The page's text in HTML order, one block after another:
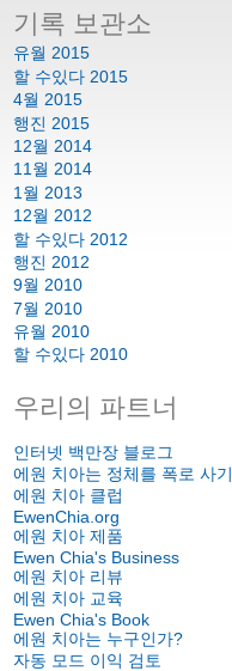
기록 보관소
유월 2015
할 수있다 2015
4월 2015
행진 2015
12월 2014
11월 2014
1월 2013
12월 2012
할 수있다 2012
행진 2012
9월 2010
7월 2010
유월 2010
할 수있다 2010
우리의 파트너
인터넷 백만장 블로그
에원 치아는 정체를 폭로 사기
에원 치아 클럽
EwenChia.org
에원 치아 제품
Ewen Chia's Business
에원 치아 리뷰
에원 치아 교육
Ewen Chia's Book
에원 치아는 누구인가?
자동 모드 이익 검토